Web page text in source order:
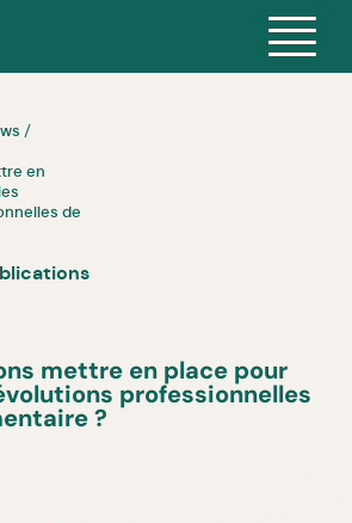
en
de
mettre en place pour
professionnelles
?